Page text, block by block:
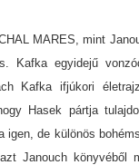
MARES, mint
Kafka egyidejű
Kafka ifjúkori
Hasek pártja
igen, de különös
Janouch könyvéből